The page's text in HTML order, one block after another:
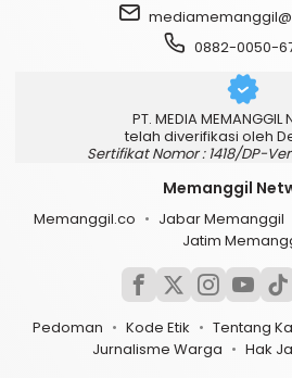
0882-0050-
PT. MEDIA MEMANGGIL
telah diverifikasi oleh
Sertifikat Nomor : 1418/DP-
Memanggil
Memanggil.co Jabar Memanggil
Jatim
Pedoman Kode Etik Tentang
Jurnalisme Warga
Hak